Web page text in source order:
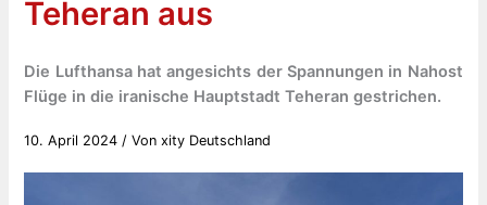
Teheran aus
Die Lufthansa hat angesichts der Spannungen in Nahost
Flüge in die iranische Hauptstadt Teheran gestrichen.
10. April 2024 / Vonxity Deutschland